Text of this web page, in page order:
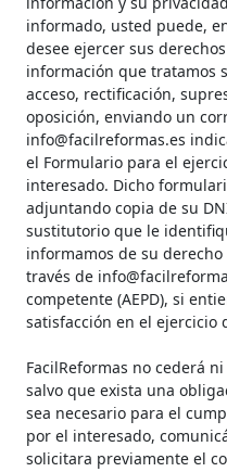
informado, usted puede,
desee ejercer sus
información que tratamos
acceso, rectificación,
oposición, enviando un
info@facilreformas.es
el Formulario para el
interesado. Dicho
adjuntando copia de su
sustitutorio que le
informamos de su
través de
competente (AEPD), si
satisfacción en el ejercicio
FacilReformas no cederá
salvo que exista una
sea necesario para el
por el interesado,
solicitara previamente el